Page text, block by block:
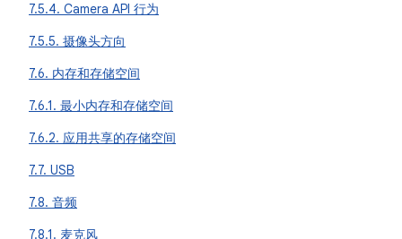
7.5.4. Camera API 行为
7.5.5. 摄像头方向
7.6. 内存和存储空间
7.6.1. 最小内存和存储空间
7.6.2. 应用共享的存储空间
7.7. USB
7.8. 音频
7.8.1. 麦克风